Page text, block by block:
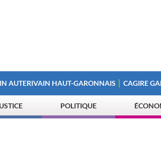
AUTERIVAIN HAUT-GARONNAIS CAGIRE
POLITIQUE